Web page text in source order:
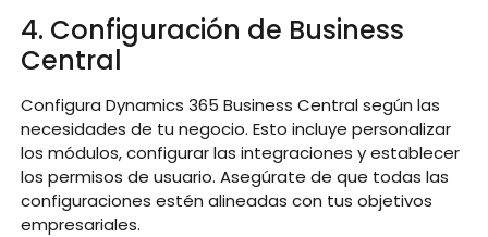
4. Configuración de Business
Central
Configura Dynamics 365 Business Central según las
necesidades de tu negocio. Esto incluye personalizar
los módulos, configurar las integraciones y establecer
los permisos de usuario. Asegúrate de que todas las
configuraciones estén alineadas con tus objetivos
empresariales.